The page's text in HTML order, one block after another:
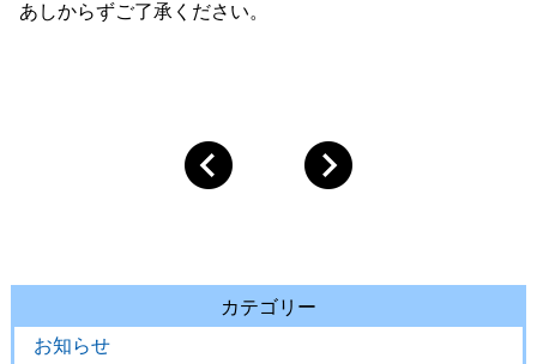
あしからずご了承ください。
カテゴリー
お知らせ